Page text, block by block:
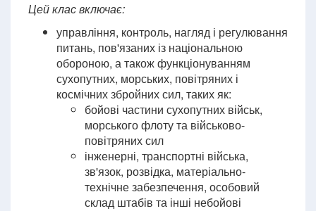
Цей клас включає:
управління, контроль, нагляд і регулювання
питань, пов'язаних із національною
обороною, а також функціонуванням
сухопутних, морських, повітряних і
космічних збройних сил, таких як:
бойові частини сухопутних військ,
морського флоту та військово-
повітряних сил
інженерні, транспортні війська,
зв'язок, розвідка, матеріально-
технічне забезпечення, особовий
склад штабів та інші небойові